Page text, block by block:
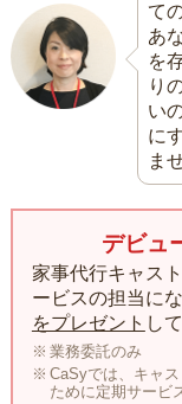
て
あ
を
り
い
に
ま
デビュ
家事代行キャス
ービスの担当に
をプレゼント し
業務委託のみ
CaSyでは、キャ
ために定期サービ